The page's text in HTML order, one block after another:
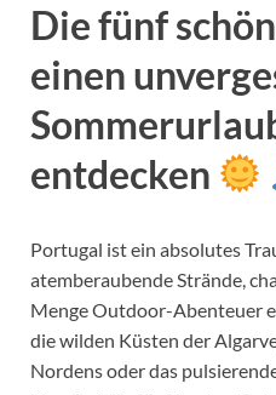
Die fünf
einen
entdecken
Portugal ist ein absolutes
atemberaubende Strände,
Menge Outdoor-Abenteuer
die wilden Küsten der
Nordens oder das